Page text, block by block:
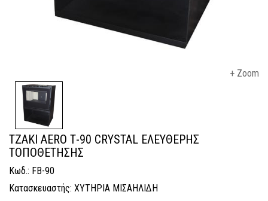
+ Zoom
ΤΖΑΚΙ AERO Τ-90 CRYSTAL ΕΛΕΥΘΕΡΗΣ
ΤΟΠΟΘΕΤΗΣΗΣ
Κωδ.: FB-90
Κατασκευαστής: ΧΥΤΗΡΙΑ ΜΙΣΑΗΛΙΔΗ